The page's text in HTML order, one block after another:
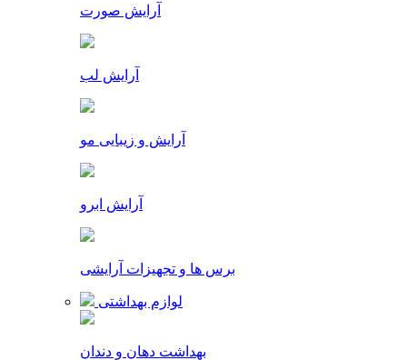
آرایش صورت
آرایش لب
آرایش و زیبایی مو
آرایش ابرو
برس ها و تجهیزات آرایشی
لوازم بهداشتی
بهداشت دهان و دندان